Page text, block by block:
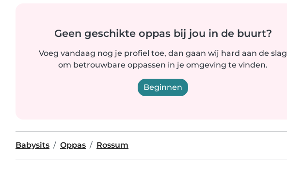
Geen geschikte oppas bij jou in de buurt?
Voeg vandaag nog je profiel toe, dan gaan wij hard aan de slag
om betrouwbare oppassen in je omgeving te vinden.
Beginnen
Babysits Oppas Rossum